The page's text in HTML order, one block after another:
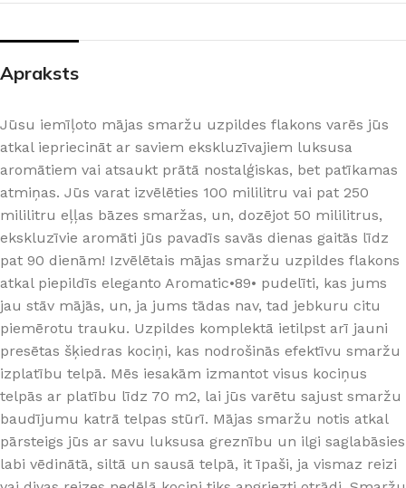
Apraksts
Jūsu iemīļoto mājas smaržu uzpildes flakons varēs jūs
atkal iepriecināt ar saviem ekskluzīvajiem luksusa
aromātiem vai atsaukt prātā nostalģiskas, bet patīkamas
atmiņas. Jūs varat izvēlēties 100 mililitru vai pat 250
mililitru eļļas bāzes smaržas, un, dozējot 50 mililitrus,
ekskluzīvie aromāti jūs pavadīs savās dienas gaitās līdz
pat 90 dienām! Izvēlētais mājas smaržu uzpildes flakons
atkal piepildīs eleganto Aromatic•89• pudelīti, kas jums
jau stāv mājās, un, ja jums tādas nav, tad jebkuru citu
piemērotu trauku. Uzpildes komplektā ietilpst arī jauni
presētas šķiedras kociņi, kas nodrošinās efektīvu smaržu
izplatību telpā. Mēs iesakām izmantot visus kociņus
telpās ar platību līdz 70 m2, lai jūs varētu sajust smaržu
baudījumu katrā telpas stūrī. Mājas smaržu notis atkal
pārsteigs jūs ar savu luksusa greznību un ilgi saglabāsies
labi vēdinātā, siltā un sausā telpā, it īpaši, ja vismaz reizi